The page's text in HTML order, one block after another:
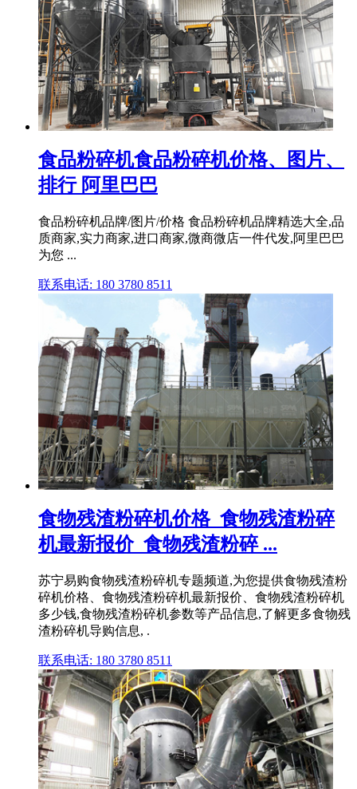
食品粉碎机食品粉碎机价格、图片、
排行 阿里巴巴
食品粉碎机品牌/图片/价格 食品粉碎机品牌精选大全,品
质商家,实力商家,进口商家,微商微店一件代发,阿里巴巴
为您 ...
联系电话: 180 3780 8511
食物残渣粉碎机价格_食物残渣粉碎
机最新报价_食物残渣粉碎 ...
苏宁易购食物残渣粉碎机专题频道,为您提供食物残渣粉
碎机价格、食物残渣粉碎机最新报价、食物残渣粉碎机
多少钱,食物残渣粉碎机参数等产品信息,了解更多食物残
渣粉碎机导购信息, .
联系电话: 180 3780 8511